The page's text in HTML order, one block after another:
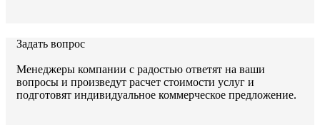
Задать вопрос
Менеджеры компании с радостью ответят на ваши
вопросы и произведут расчет стоимости услуг и
подготовят индивидуальное коммерческое предложение.